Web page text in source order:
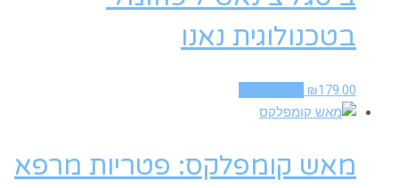
בטכנולוגית נאנו
₪179.00
מאש קומפלקס: פטריות מרפא